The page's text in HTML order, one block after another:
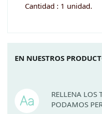
Cantidad : 1 unidad.
EN NUESTROS
RELLENA LOS
PODAMOS